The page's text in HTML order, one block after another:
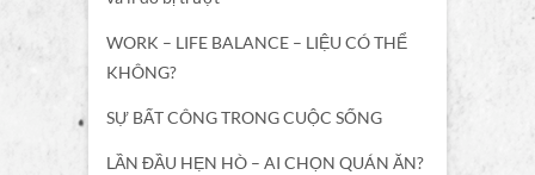
WORK – LIFE BALANCE – LIỆU CÓ THỂ
KHÔNG?
SỰ BẤT CÔNG TRONG CUỘC SỐNG
LẦN ĐẦU HẸN HÒ – AI CHỌN QUÁN ĂN?